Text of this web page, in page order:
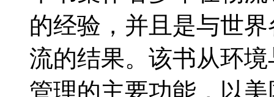
的经验，并且是与世
流的结果。该书从环
管理的主要功能，以